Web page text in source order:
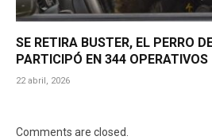
SE RETIRA BUSTER, EL PERRO
PARTICIPÓ EN 344 OPERATIVOS
22 abril, 2026
Comments are closed.